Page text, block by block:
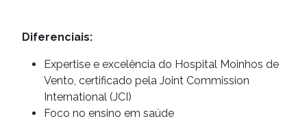
Diferenciais:
Expertise e excelência do Hospital Moinhos de
Vento, certificado pela Joint Commission
International (JCI)
Foco no ensino em saúde